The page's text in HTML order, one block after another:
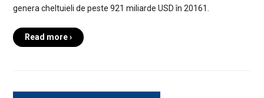
genera cheltuieli de peste 921 miliarde USD în 20161.
Read more ›